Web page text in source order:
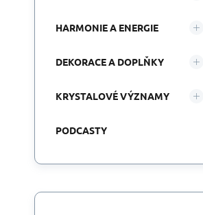
HARMONIE A ENERGIE
DEKORACE A DOPLŇKY
KRYSTALOVÉ VÝZNAMY
PODCASTY